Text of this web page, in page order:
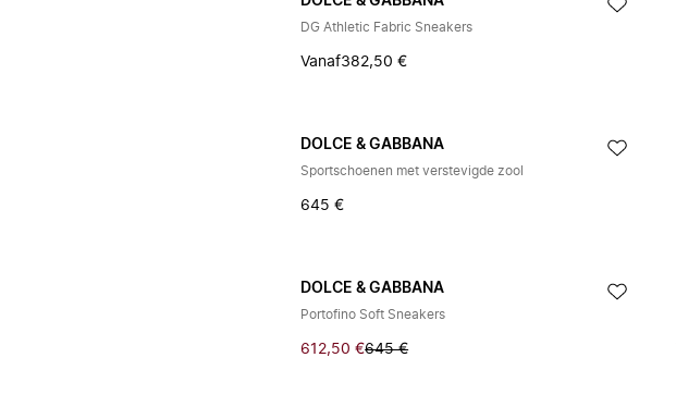
DG Athletic Fabric Sneakers
Vanaf382,50 €
DOLCE & GABBANA
Sportschoenen met verstevigde zool
645 €
DOLCE & GABBANA
Portofino Soft Sneakers
612,50 €645 €